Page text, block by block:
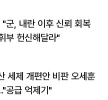
군, 내란 이후 신뢰 회복
부 헌신해달라"
세제 개편안 비판 오세훈
공급 억제기"